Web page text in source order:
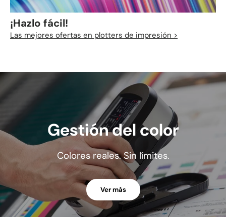
¡Hazlo fácil!
Las mejores ofertas en plotters de impresión >
Gestión del color
Colores reales. Sin límites.
Ver más